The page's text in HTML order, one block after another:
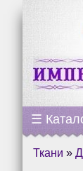
☰
Ткани »